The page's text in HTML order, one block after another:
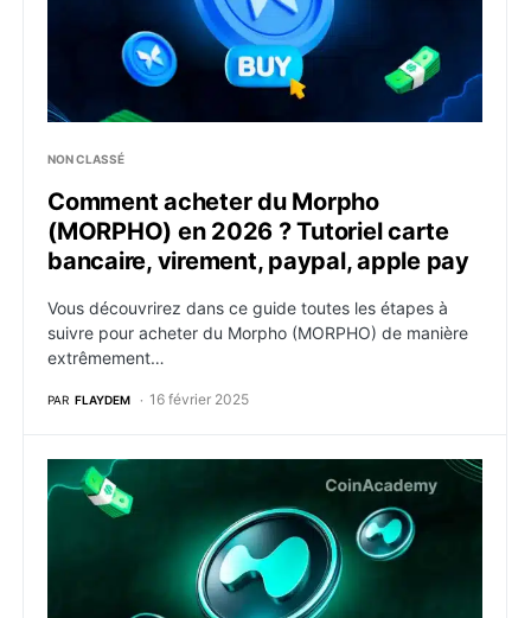
NON CLASSÉ
Comment acheter du Morpho
(MORPHO) en 2026 ? Tutoriel carte
bancaire, virement, paypal, apple pay
Vous découvrirez dans ce guide toutes les étapes à
suivre pour acheter du Morpho (MORPHO) de manière
extrêmement…
PAR FLAYDEM 16 février 2025
Comment acheter du Hyperliquid (HYPE) en 2026